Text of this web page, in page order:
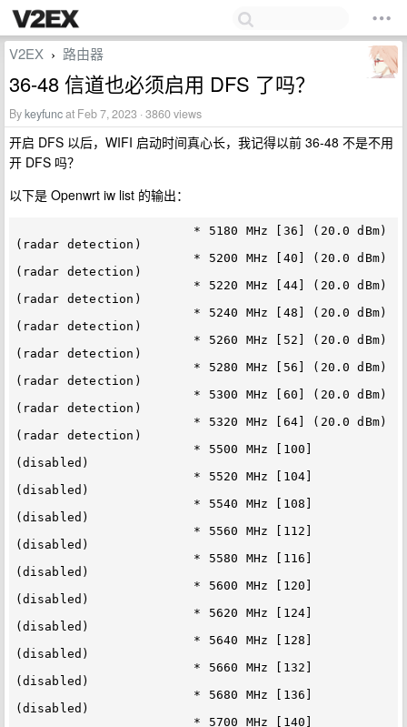
V2EX › 路由器
36-48 信道也必须启用 DFS 了吗？
Bykeyfuncat Feb 7, 2023 · 3860 views
开启 DFS 以后，WIFI 启动时间真心长，我记得以前 36-48 不是不用
开 DFS 吗？
以下是 Openwrt iw list 的输出：
(radar detection)
(radar detection)
(radar detection)
(radar detection)
(radar detection)
(radar detection)
(radar detection)
(radar detection)
(disabled)
(disabled)
(disabled)
(disabled)
(disabled)
(disabled)
(disabled)
(disabled)
(disabled)
(disabled)